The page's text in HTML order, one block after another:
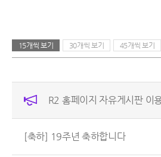
15개씩 보기 30개씩 보기 45개씩 보기
R2 홈페이지 자유게시판 이
[축하] 19주년 축하합니다